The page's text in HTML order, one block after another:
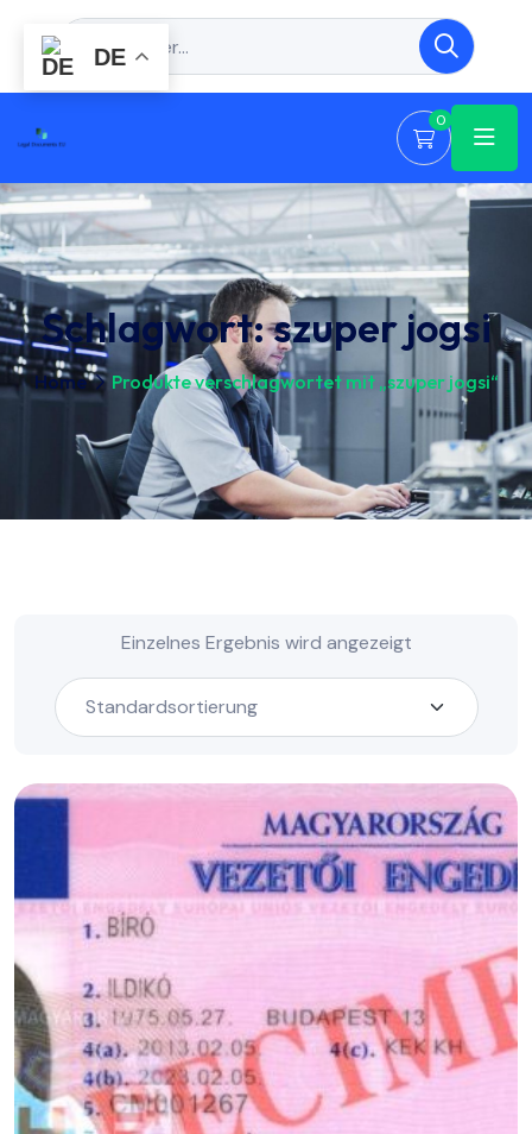
0
Schlagwort:szuper jogsi
Home Produkte verschlagwortet mit „szuper jogsi“
Einzelnes Ergebnis wird angezeigt
DE